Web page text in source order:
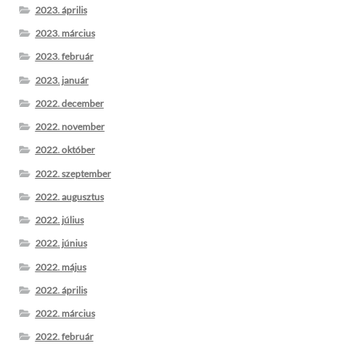
2023. április
2023. március
2023. február
2023. január
2022. december
2022. november
2022. október
2022. szeptember
2022. augusztus
2022. július
2022. június
2022. május
2022. április
2022. március
2022. február